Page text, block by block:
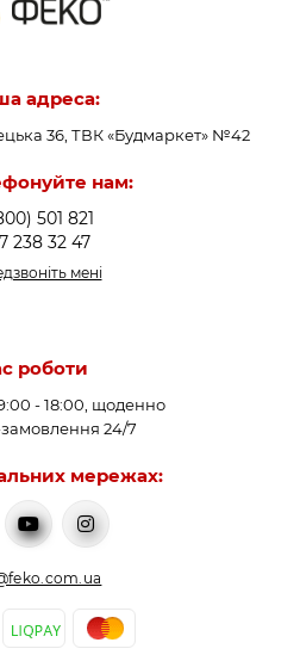
адреса:
36, ТВК «Будмаркет» №42
нам:
501 821
238 32 47
мені
роботи
- 18:00, щоденно
24/7
мережах: